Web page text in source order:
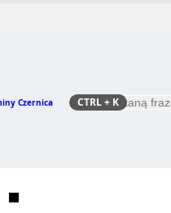
Czernica Szukaj
CTRL+ K